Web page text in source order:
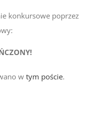
konkursowe poprzez
w tym poście.